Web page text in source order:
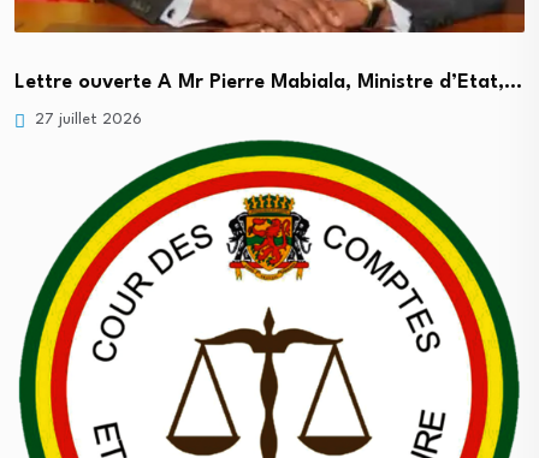
Lettre ouverte A Mr Pierre Mabiala, Ministre d’Etat,…
27 juillet 2026